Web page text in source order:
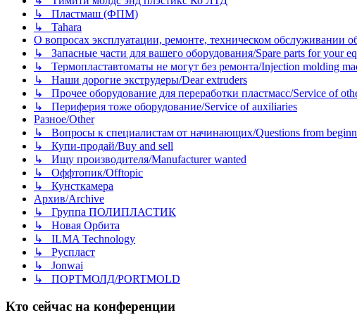
↳ Пластмаш (ФПМ)
↳ Tahara
О вопросах эксплуатации, ремонте, техническом обслуживании
↳ Запасные части для вашего оборудования/Spare parts for your
↳ Термопластавтоматы не могут без ремонта/Injection molding
↳ Наши дорогие экструдеры/Dear extruders
↳ Прочее оборудование для переработки пластмасс/Service of
↳ Периферия тоже оборудование/Service of auxiliaries
Разное/Other
↳ Вопросы к специалистам от начинающих/Questions from
↳ Купи-продай/Buy and sell
↳ Ищу производителя/Manufacturer wanted
↳ Оффтопик/Offtopic
↳ Кунсткамера
Архив/Archive
↳ Группа ПОЛИПЛАСТИК
↳ Новая Орбита
↳ ILMA Technology
↳ Руспласт
↳ Jonwai
↳ ПОРТМОЛД/PORTMOLD
Кто сейчас на конференции